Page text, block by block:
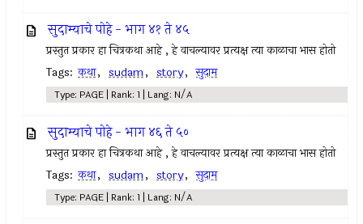
सुदाम्याचे पोहे - भाग ४१ ते ४५
प्रस्तुत प्रकार हा चित्रकथा आहे , हे वाचल्यावर प्रत्यक्ष त्या काळाचा भास होतो
Tags: कथा, sudam, story, सुदाम
Type: PAGE | Rank: 1 | Lang: N/A
सुदाम्याचे पोहे - भाग ४६ ते ५०
प्रस्तुत प्रकार हा चित्रकथा आहे , हे वाचल्यावर प्रत्यक्ष त्या काळाचा भास होतो
Tags: कथा, sudam, story, सुदाम
Type: PAGE | Rank: 1 | Lang: N/A